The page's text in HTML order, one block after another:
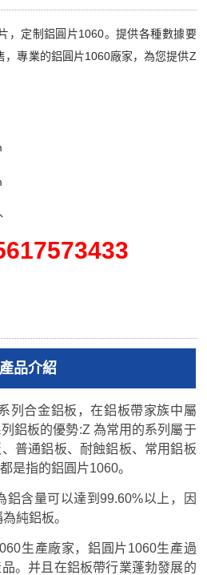
，定制鋁圓片1060。提供各種數據要
，專業的鋁圓片1060廠家，為您提供Z
產品介紹
列合金鋁板，在鋁板帶家族中屬
鋁板的優勢:Z 為常用的系列屬于
普通鋁板、耐蝕鋁板、常用鋁板
是指的鋁圓片1060。
鋁含量可以達到99.60%以上，因
純鋁板。
生產廠家，鋁圓片1060生產過
。并且在鋁板帶行業蓬勃發展的